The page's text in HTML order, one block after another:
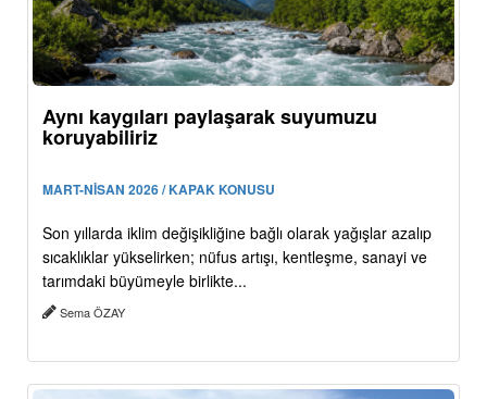
Aynı kaygıları paylaşarak suyumuzu
koruyabiliriz
MART-NİSAN 2026 / KAPAK KONUSU
Son yıllarda iklim değişikliğine bağlı olarak yağışlar azalıp
sıcaklıklar yükselirken; nüfus artışı, kentleşme, sanayi ve
tarımdaki büyümeyle birlikte...
Sema ÖZAY